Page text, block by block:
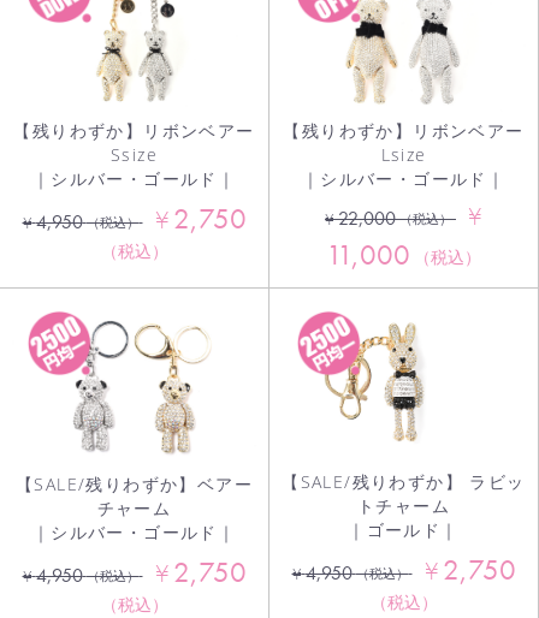
【残りわずか】リボンベアー
Ssize
｜シルバー・ゴールド｜
¥4,950 （税込） ¥2,750
（税込）
【残りわずか】リボンベアー
Lsize
｜シルバー・ゴールド｜
¥22,000 （税込） ¥
11,000 （税込）
【SALE/残りわずか】ベアー
チャーム
｜シルバー・ゴールド｜
¥4,950 （税込） ¥2,750
（税込）
【SALE/残りわずか】 ラビッ
トチャーム
｜ゴールド｜
¥4,950 （税込） ¥2,750
（税込）